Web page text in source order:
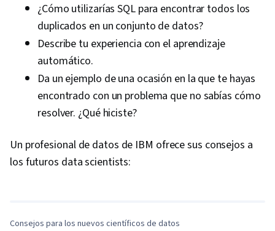
¿Cómo utilizarías SQL para encontrar todos los
duplicados en un conjunto de datos?
Describe tu experiencia con el aprendizaje
automático.
Da un ejemplo de una ocasión en la que te hayas
encontrado con un problema que no sabías cómo
resolver. ¿Qué hiciste?
Un profesional de datos de IBM ofrece sus consejos a
los futuros data scientists:
0:00/2:50
Consejos para los nuevos científicos de datos